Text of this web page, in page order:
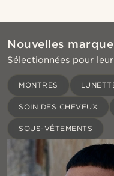
Nouvelles
Sélectionnées pour
MONTRES
SOIN DES CHEVEUX
SOUS-VÊTEMENTS